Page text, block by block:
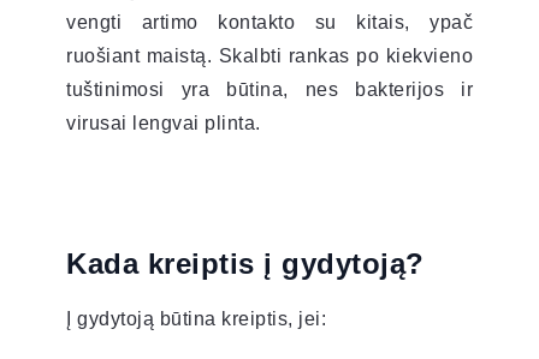
vengti artimo kontakto su kitais, ypač
ruošiant maistą. Skalbti rankas po kiekvieno
tuštinimosi yra būtina, nes bakterijos ir
virusai lengvai plinta.
Kada kreiptis į gydytoją?
Į gydytoją būtina kreiptis, jei: